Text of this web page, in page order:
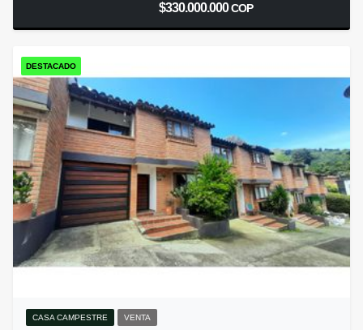
$330.000.000COP
DESTACADO
CASA CAMPESTRE VENTA